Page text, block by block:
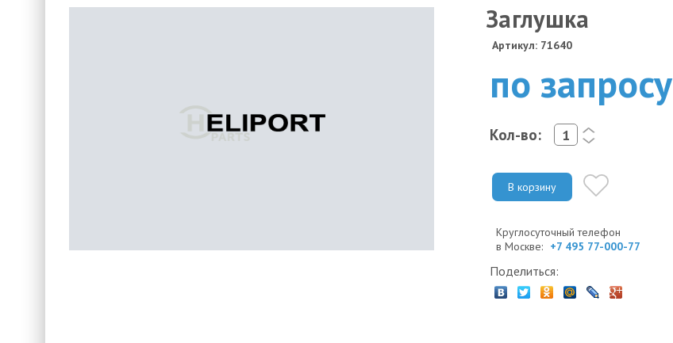
Заглушка
Артикул: 71640
по запросу
Кол-во:
<
>
В корзину
Круглосуточный телефон
в Москве: +7 495 77-000-77
Поделиться: